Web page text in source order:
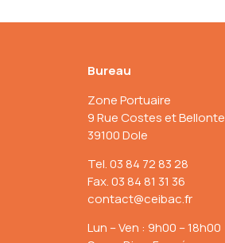
Bureau
Zone Portuaire
9 Rue Costes et Bellonte
39100 Dole
Tel. 03 84 72 83 28
Fax. 03 84 81 31 36
contact@ceibac.fr
Lun – Ven : 9h00 – 18h00